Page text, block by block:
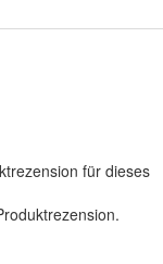
für dieses
.